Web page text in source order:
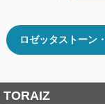
ロゼッタストーン
TORAIZ